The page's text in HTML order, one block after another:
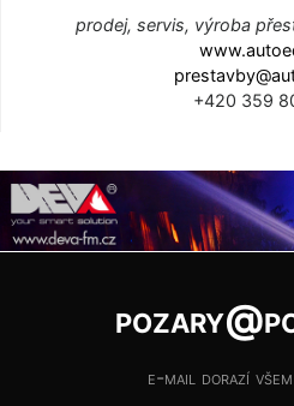
prodej, servis, výroba
+420 359
e-mail dorazí